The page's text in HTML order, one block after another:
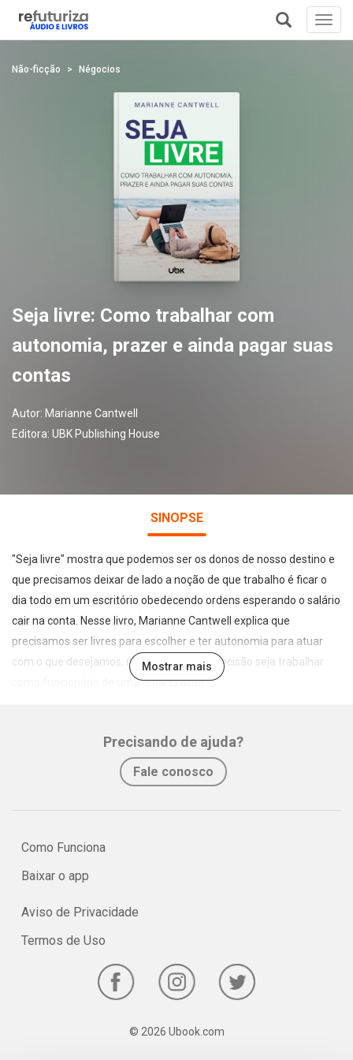
Não-ficção Négocios
Seja livre: Como trabalhar com
autonomia, prazer e ainda pagar suas
contas
Autor: Marianne Cantwell
Editora: UBK Publishing House
SINOPSE
"Seja livre" mostra que podemos ser os donos de nosso destino e
que precisamos deixar de lado a noção de que trabalho é ficar o
dia todo em um escritório obedecendo ordens esperando o salário
cair na conta. Nesse livro, Marianne Cantwell explica que
precisamos ser livres para escolher e ter autonomia para atuar
com o que desejamos, mesmo que essa decisão seja trabalhar
como funcionário de uma organização.
por uma mudança de carreira, aborda os itens que os profissionais
acham necessários, mas não são: um emprego, um MBA, um
grande investimento, um site sofisticado; e ensina como criar não
Mostrar mais
Precisando de ajuda?
Fale conosco
Como Funciona
Baixar o app
Aviso de Privacidade
Termos de Uso
© 2026 Ubook.com